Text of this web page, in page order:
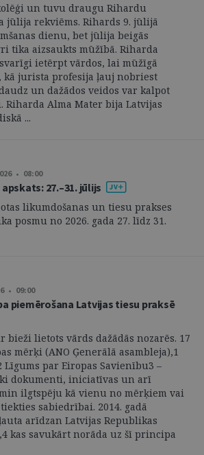
un tuvu draugu Rihardu
jūlija rekviēms. Rihards 9. jūlijā
dienu, bet jūlija beigās
tika aizsaukts mūžībā. Riharda
ietērpt vārdos, lai mūžīgā
kā jurista profesija ļauj nobriest
un dažādos veidos var kalpot
Riharda Alma Mater bija Latvijas
...
• 08:00
27.–31. jūlijs
likumdošanas un tiesu prakses
posmu no 2026. gada 27. līdz 31.
• 09:00
piemērošana Latvijas tiesu praksē
bieži lietots vārds dažādās nozarēs. 17
mērķi (ANO Ģenerālā asambleja),1
Līgums par Eiropas Savienību3 –
dokumenti, iniciatīvas un arī
ilgtspēju kā vienu no mērķiem vai
sabiedrībai. 2014. gadā
arīdzan Latvijas Republikas
kas savukārt norāda uz šī principa